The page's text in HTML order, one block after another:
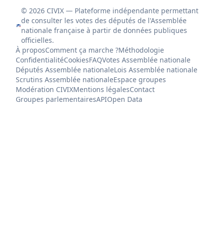
© 2026 CIVIX — Plateforme indépendante permettant
de consulter les votes des députés de l'Assemblée
nationale française à partir de données publiques
officielles.
À proposComment ça marche ?Méthodologie
ConfidentialitéCookiesFAQVotes Assemblée nationale
Députés Assemblée nationaleLois Assemblée nationale
Scrutins Assemblée nationaleEspace groupes
Modération CIVIXMentions légalesContact
Groupes parlementairesAPIOpen Data